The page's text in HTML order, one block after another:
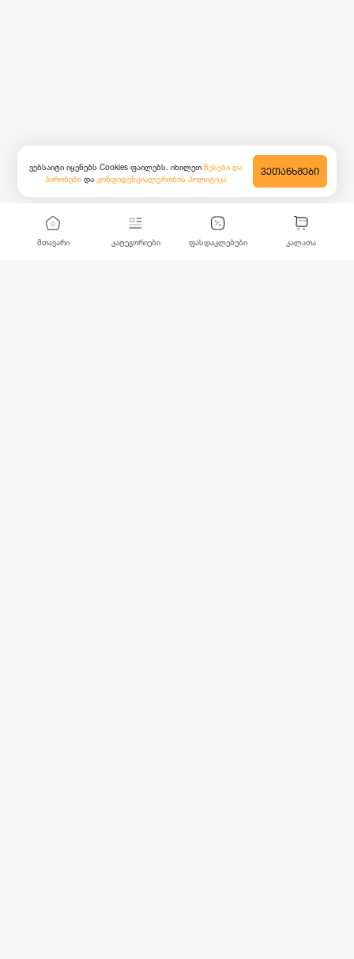
მთავარი კატეგორიები ფასდაკლებები კალათა
ვებსაიტი იყენებს Cookies ფაილებს. იხილეთ წესები და
პირობები და კონფიდენციალურობის პოლიტიკა
ᲕᲔᲗᲐᲜᲮᲛᲔᲑᲘ